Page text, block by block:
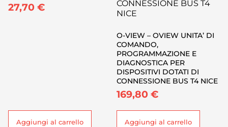
27,70 €
Aggiungi al carrello
O-VIEW – OVIEW UNITA’ DI
COMANDO,
PROGRAMMAZIONE E
DIAGNOSTICA PER
DISPOSITIVI DOTATI DI
CONNESSIONE BUS T4 NICE
169,80 €
Aggiungi al carrello